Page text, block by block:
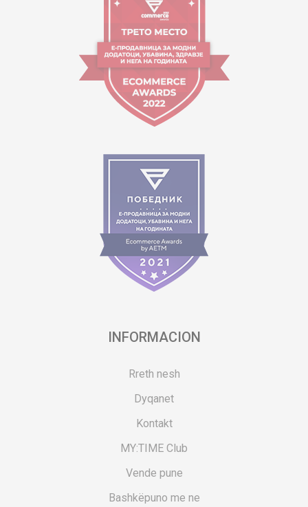
INFORMACION
Rreth nesh
Dyqanet
Kontakt
MY:TIME Club
Vende pune
Bashkëpuno me ne